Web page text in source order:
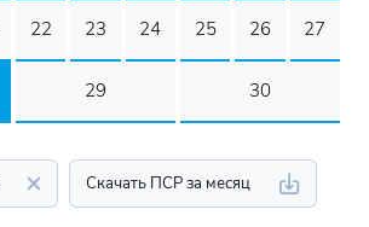
22 23 24 25 26 27
29 30
Скачать ПСР за месяц